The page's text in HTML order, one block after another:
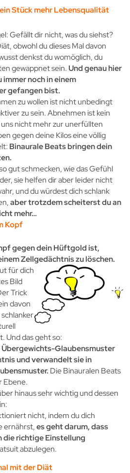
Stück mehr Lebensqualität
Gefällt dir nicht, was du siehst?
obwohl du dieses Mal davon
denkst du womöglich, du
gewappnet sein. Und genau hier
noch in einem
gefangen bist.
zu wollen ist nicht unbedingt
zu sein. Abnehmen ist kein
nicht mehr zur unerfüllten
gegen deine Kilos eine völlig
Binaurale Beats bringen dein
gut schmecken, wie das Gefühl
sie helfen dir aber leider nicht
und du würdest dich schlank
aber trotzdem scheiterst du an
mehr…
Kopf
gegen dein Hüftgold ist,
Zellgedächtnis zu löschen.
für dich
Bild
Trick
davon
Und das geht so:
Glaubensmuster
und verwandelt sie in
Die Binauralen Beats
Ebene.
hinaus sehr wichtig und dessen
nicht, indem du dich
ernährst,es geht darum, dass
die richtige Einstellung
abzulegen.
mit der Diät